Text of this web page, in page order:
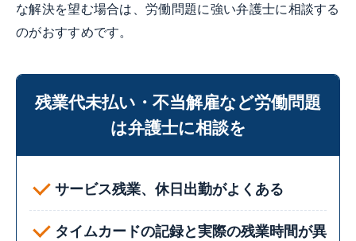
な解決を望む場合は、労働問題に強い弁護士に相談する
のがおすすめです。
残業代未払い・不当解雇など労働問題
は弁護士に相談を
サービス残業、休日出勤がよくある
タイムカードの記録と実際の残業時間が異